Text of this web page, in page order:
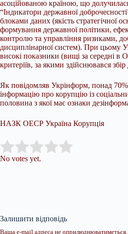
асоційованою країною, що
“Індикатори державної
блоками даних (якість стратегічної
формування державної політики,
контролю та управління ризиками,
дисциплінарної систем). При цьому
високі показники (вищі за середні в
критеріїв, за якими здійснювався
Як повідомляв Укрінформ, понад
інформацію про корупцію із
половина з якої має ознаки
НАЗК ОЕСР Україна Корупція
Rate this item:
No votes yet.
Залишити відповідь
Ваша e-mail адреса не оприлюднюватиметься.